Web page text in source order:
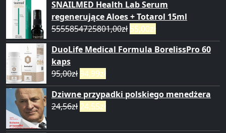
SNAILMED Health Lab Serum
regenerujące Aloes + Totarol 15ml
5555854725801,00zł 55,00zł
DuoLife Medical Formula BorelissPro 60
kaps
95,00zł 94,99zł
Dziwne przypadki polskiego menedżera
24,56zł 24,55zł